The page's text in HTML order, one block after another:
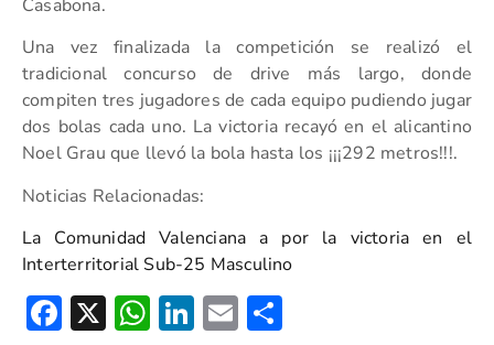
Casabona.
Una vez finalizada la competición se realizó el
tradicional concurso de drive más largo, donde
compiten tres jugadores de cada equipo pudiendo jugar
dos bolas cada uno. La victoria recayó en el alicantino
Noel Grau que llevó la bola hasta los ¡¡¡292 metros!!!.
Noticias Relacionadas:
La Comunidad Valenciana a por la victoria en el
Interterritorial Sub-25 Masculino
Facebook
X WhatsApp
LinkedIn
Email